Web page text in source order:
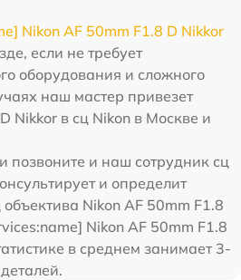
Nikon AF 50mm F1.8 D Nikkor
если не требует
оборудования и сложного
наш мастер привезет
Nikkor в сц Nikon в Москве и
позвоните и наш сотрудник сц
и определит
объектива Nikon AF 50mm F1.8
Nikon AF 50mm F1.8
в среднем занимает 3-